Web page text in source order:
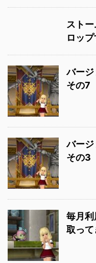
スト
ロッ
バー
その7
バー
その3
毎月
取っ